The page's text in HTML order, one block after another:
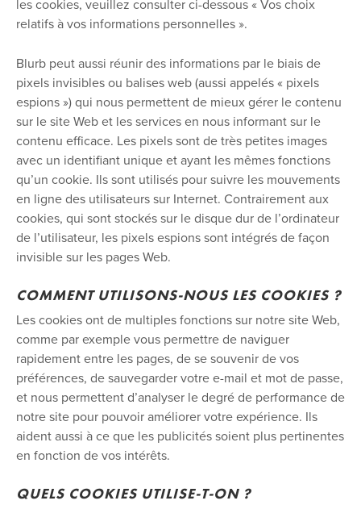
les cookies, veuillez consulter ci-dessous « Vos choix
relatifs à vos informations personnelles ».
Blurb peut aussi réunir des informations par le biais de
pixels invisibles ou balises web (aussi appelés « pixels
espions ») qui nous permettent de mieux gérer le contenu
sur le site Web et les services en nous informant sur le
contenu efficace. Les pixels sont de très petites images
avec un identifiant unique et ayant les mêmes fonctions
qu’un cookie. Ils sont utilisés pour suivre les mouvements
en ligne des utilisateurs sur Internet. Contrairement aux
cookies, qui sont stockés sur le disque dur de l’ordinateur
de l’utilisateur, les pixels espions sont intégrés de façon
invisible sur les pages Web.
COMMENT UTILISONS-NOUS LES COOKIES ?
Les cookies ont de multiples fonctions sur notre site Web,
comme par exemple vous permettre de naviguer
rapidement entre les pages, de se souvenir de vos
préférences, de sauvegarder votre e-mail et mot de passe,
et nous permettent d’analyser le degré de performance de
notre site pour pouvoir améliorer votre expérience. Ils
aident aussi à ce que les publicités soient plus pertinentes
en fonction de vos intérêts.
QUELS COOKIES UTILISE-T-ON ?